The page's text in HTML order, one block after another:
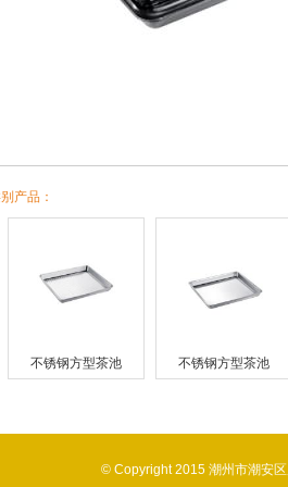
产品：
型茶池 不锈钢方型茶池 不锈
© Copyright 2015 潮州市潮安